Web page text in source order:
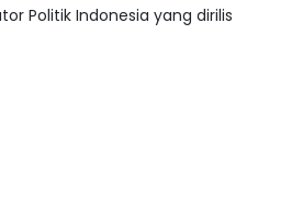
Politik Indonesia yang dirilis